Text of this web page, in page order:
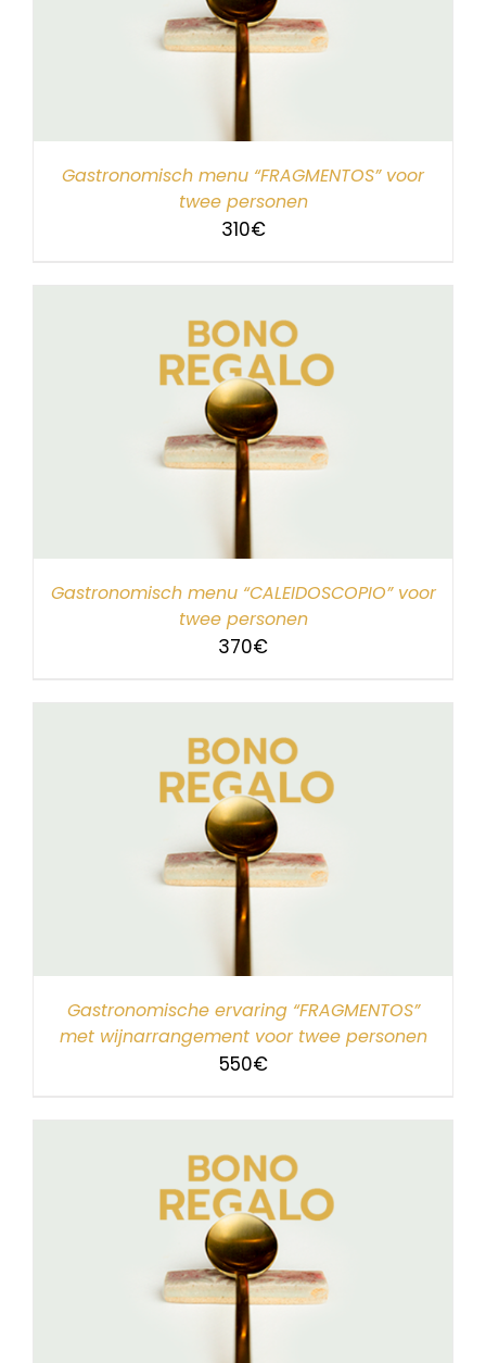
Gastronomisch menu “FRAGMENTOS” voor
twee personen
310€
Gastronomisch menu “CALEIDOSCOPIO” voor
twee personen
370€
Gastronomische ervaring “FRAGMENTOS”
met wijnarrangement voor twee personen
550€